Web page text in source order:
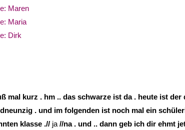
Maren
Maria
Dirk
mal kurz . hm .. das schwarze ist da . heute ist
. und im folgenden ist noch mal ein
klasse .// ja //na . und .. dann geb ich dir ehmt